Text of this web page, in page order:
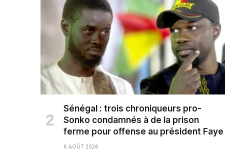
Sénégal : trois chroniqueurs pro-
Sonko condamnés à de la prison
ferme pour offense au président Faye
6 AOÛT 2026